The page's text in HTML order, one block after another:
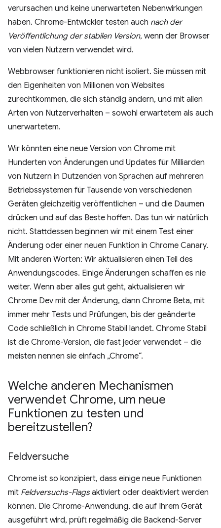
verursachen und keine unerwarteten Nebenwirkungen
haben. Chrome-Entwickler testen auch nach der
Veröffentlichung der stabilen Version, wenn der Browser
von vielen Nutzern verwendet wird.
Webbrowser funktionieren nicht isoliert. Sie müssen mit
den Eigenheiten von Millionen von Websites
zurechtkommen, die sich ständig ändern, und mit allen
Arten von Nutzerverhalten – sowohl erwartetem als auch
unerwartetem.
Wir könnten eine neue Version von Chrome mit
Hunderten von Änderungen und Updates für Milliarden
von Nutzern in Dutzenden von Sprachen auf mehreren
Betriebssystemen für Tausende von verschiedenen
Geräten gleichzeitig veröffentlichen – und die Daumen
drücken und auf das Beste hoffen. Das tun wir natürlich
nicht. Stattdessen beginnen wir mit einem Test einer
Änderung oder einer neuen Funktion in Chrome Canary.
Mit anderen Worten: Wir aktualisieren einen Teil des
Anwendungscodes. Einige Änderungen schaffen es nie
weiter. Wenn aber alles gut geht, aktualisieren wir
Chrome Dev mit der Änderung, dann Chrome Beta, mit
immer mehr Tests und Prüfungen, bis der geänderte
Code schließlich in Chrome Stabil landet. Chrome Stabil
ist die Chrome-Version, die fast jeder verwendet – die
meisten nennen sie einfach „Chrome“.
Welche anderen Mechanismen
verwendet Chrome, um neue
Funktionen zu testen und
bereitzustellen?
Feldversuche
Chrome ist so konzipiert, dass einige neue Funktionen
mit Feldversuchs-Flagsaktiviert oder deaktiviert werden
können. Die Chrome-Anwendung, die auf Ihrem Gerät
ausgeführt wird, prüft regelmäßig die Backend-Server